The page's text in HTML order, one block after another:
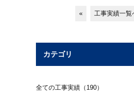
« 工事実績一覧
カテゴリ
全ての工事実績（190）